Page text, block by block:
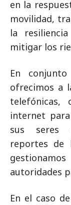
en la
movilidad,
la
mitigar los
En
ofrecimos a
telefónicas,
internet
sus seres
reportes de
autoridades
En el caso